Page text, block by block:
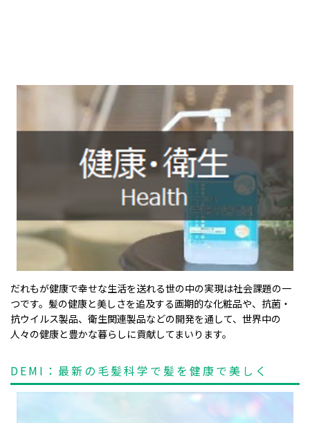
だれもが健康で幸せな生活を送れる世の中の実現は社会課題の一
つです。髪の健康と美しさを追及する画期的な化粧品や、抗菌・
抗ウイルス製品、衛生関連製品などの開発を通して、世界中の
人々の健康と豊かな暮らしに貢献してまいります。
DEMI：最新の毛髪科学で髪を健康で美しく